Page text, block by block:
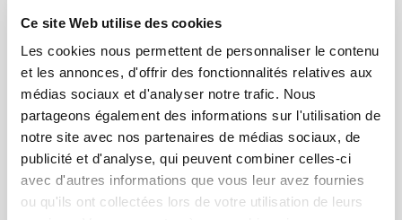
Ce site Web utilise des cookies
Les cookies nous permettent de personnaliser le contenu
et les annonces, d'offrir des fonctionnalités relatives aux
médias sociaux et d'analyser notre trafic. Nous
partageons également des informations sur l'utilisation de
notre site avec nos partenaires de médias sociaux, de
publicité et d'analyse, qui peuvent combiner celles-ci
avec d'autres informations que vous leur avez fournies
ou qu'ils ont collectées lors de votre utilisation de leurs